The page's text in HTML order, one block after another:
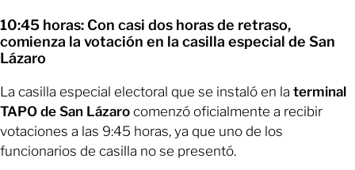
10:45 horas: Con casi dos horas de retraso,
comienza la votación en la casilla especial de San
Lázaro
La casilla especial electoral que se instaló en la terminal
TAPO de San Lázaro comenzó oficialmente a recibir
votaciones a las 9:45 horas, ya que uno de los
funcionarios de casilla no se presentó.